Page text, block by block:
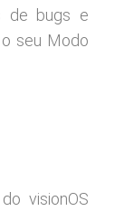
de bugs e
seu Modo
visionOS